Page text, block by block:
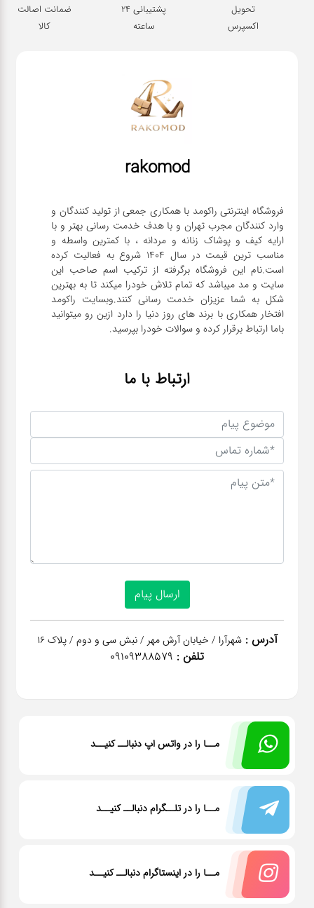
تحویل
اکسپرس
پشتیبانی 24
ساعته
ضمانت اصالت
کالا
rakomod
فروشگاه اینترنتی راکومد با همکاری جمعی از تولید کنندگان و
وارد کنندگان مجرب تهران و با هدف خدمت رسانی بهتر و با
ارایه کیف و پوشاک زنانه و مردانه ، با کمترین واسطه و
مناسب ترین قیمت در سال 1404 شروع به فعالیت کرده
است.نام این فروشگاه برگرفته از ترکیب اسم صاحب این
سایت و مد میباشد که تمام تلاش خودرا میکند تا به بهترین
شکل به شما عزیزان خدمت رسانی کنند.وبسایت راکومد
افتخار همکاری با برند های روز دنیا را دارد ازین رو میتوانید
باما ارتباط برقرار کرده و سوالات خودرا بپرسید.
ارتباط با ما
آدرس : شهرآرا / خیابان آرش مهر / نبش سی و دوم / پلاک 16
تلفن : 09109388579
مــا را در واتس اپ دنبالــ کنیــد
مــا را در تلــگرام دنبالــ کنیــد
مــا را در اینستاگرام دنبالــ کنیــد